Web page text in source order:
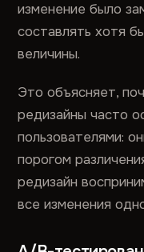
изменение было
составлять хотя
величины.
Это объясняет,
редизайны часто
пользователями:
порогом
редизайн
все изменения